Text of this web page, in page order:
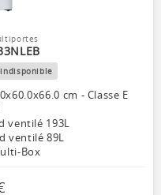
cm - Classe E
ventilé 193L
ventilé 89L
Box